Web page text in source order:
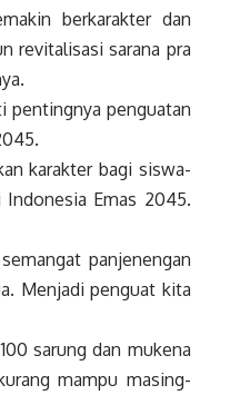
berkarakter dan
revitalisasi sarana pra
pentingnya penguatan
karakter bagi siswa-
Emas 2045.
panjenengan
Menjadi penguat kita
sarung dan mukena
mampu masing-